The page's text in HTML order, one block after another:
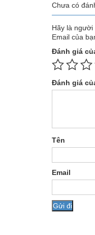
Chưa có
Hãy là người
Email của
Đánh giá
Đánh giá
Tên
Email